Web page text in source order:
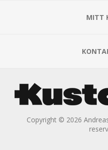
MITT
Copyright © 2026